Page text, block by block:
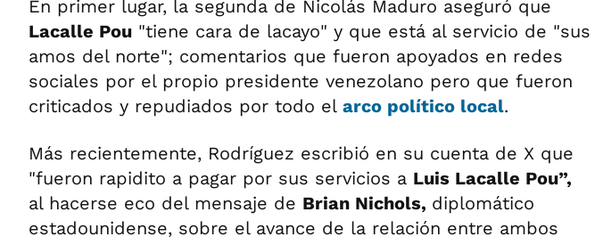
En primer lugar, la segunda de Nicolás Maduro aseguró que
Lacalle Pou "tiene cara de lacayo" y que está al servicio de "sus
amos del norte"; comentarios que fueron apoyados en redes
sociales por el propio presidente venezolano pero que fueron
criticados y repudiados por todo el arco político local.
Más recientemente, Rodríguez escribió en su cuenta de X que
"fueron rapidito a pagar por sus servicios a Luis Lacalle Pou”,
al hacerse eco del mensaje de Brian Nichols, diplomático
estadounidense, sobre el avance de la relación entre ambos